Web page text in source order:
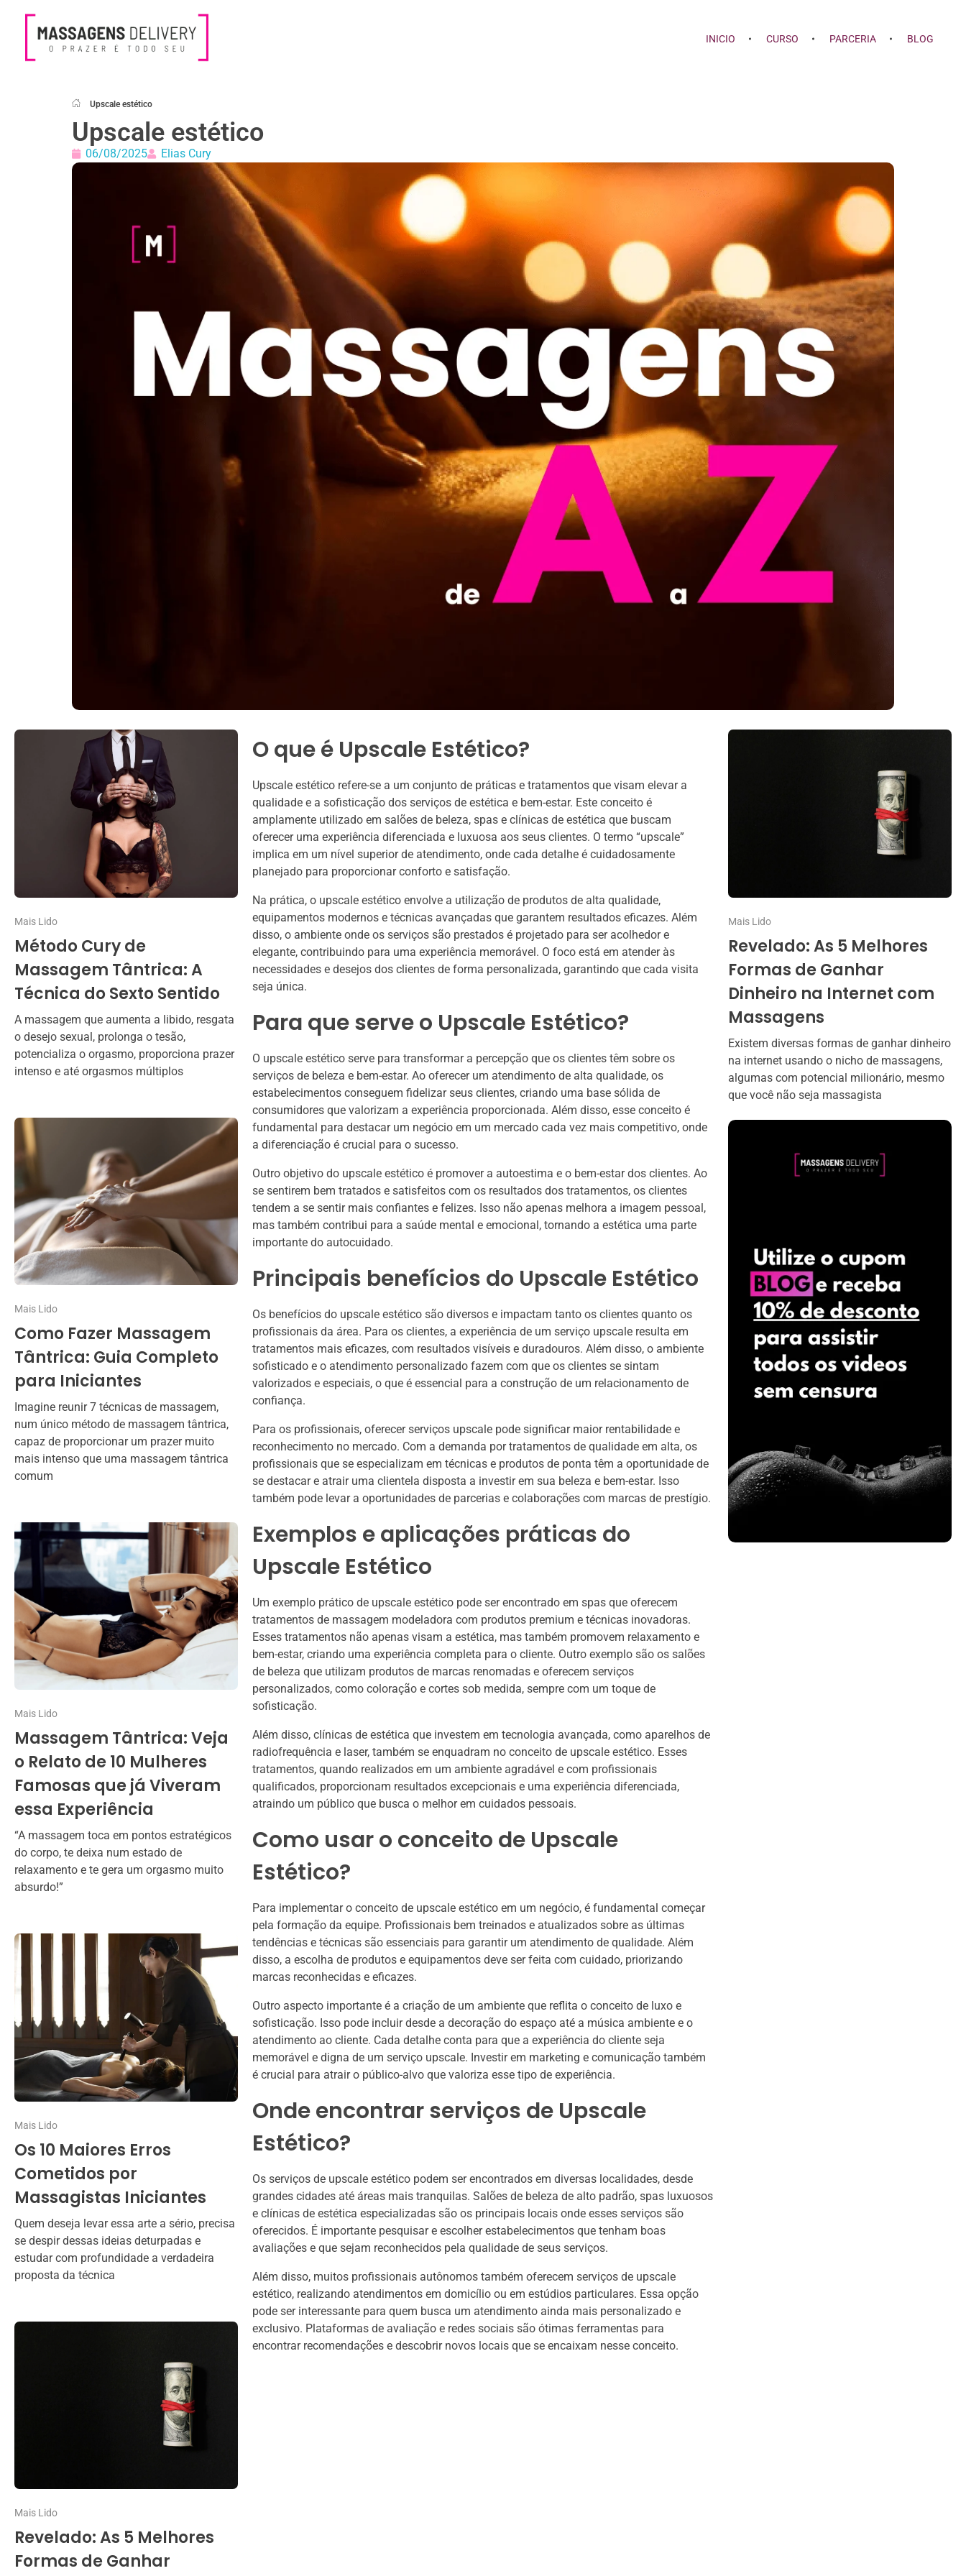
INICIO CURSO PARCERIA BLOG
Upscale estético
Upscale estético
06/08/2025 Elias Cury
Mais Lido
Método Cury de
Massagem Tântrica: A
Técnica do Sexto Sentido
A massagem que aumenta a libido, resgata
o desejo sexual, prolonga o tesão,
potencializa o orgasmo, proporciona prazer
intenso e até orgasmos múltiplos
Mais Lido
Como Fazer Massagem
Tântrica: Guia Completo
para Iniciantes
Imagine reunir 7 técnicas de massagem,
num único método de massagem tântrica,
capaz de proporcionar um prazer muito
mais intenso que uma massagem tântrica
comum
Mais Lido
Massagem Tântrica: Veja
o Relato de 10 Mulheres
Famosas que já Viveram
essa Experiência
“A massagem toca em pontos estratégicos
do corpo, te deixa num estado de
relaxamento e te gera um orgasmo muito
absurdo!”
Mais Lido
Os 10 Maiores Erros
Cometidos por
Massagistas Iniciantes
Quem deseja levar essa arte a sério, precisa
se despir dessas ideias deturpadas e
estudar com profundidade a verdadeira
proposta da técnica
Mais Lido
Revelado: As 5 Melhores
Formas de Ganhar
O que é Upscale Estético?
Upscale estético refere-se a um conjunto de práticas e tratamentos que visam elevar a
qualidade e a sofisticação dos serviços de estética e bem-estar. Este conceito é
amplamente utilizado em salões de beleza, spas e clínicas de estética que buscam
oferecer uma experiência diferenciada e luxuosa aos seus clientes. O termo “upscale”
implica em um nível superior de atendimento, onde cada detalhe é cuidadosamente
planejado para proporcionar conforto e satisfação.
Na prática, o upscale estético envolve a utilização de produtos de alta qualidade,
equipamentos modernos e técnicas avançadas que garantem resultados eficazes. Além
disso, o ambiente onde os serviços são prestados é projetado para ser acolhedor e
elegante, contribuindo para uma experiência memorável. O foco está em atender às
necessidades e desejos dos clientes de forma personalizada, garantindo que cada visita
seja única.
Para que serve o Upscale Estético?
O upscale estético serve para transformar a percepção que os clientes têm sobre os
serviços de beleza e bem-estar. Ao oferecer um atendimento de alta qualidade, os
estabelecimentos conseguem fidelizar seus clientes, criando uma base sólida de
consumidores que valorizam a experiência proporcionada. Além disso, esse conceito é
fundamental para destacar um negócio em um mercado cada vez mais competitivo, onde
a diferenciação é crucial para o sucesso.
Outro objetivo do upscale estético é promover a autoestima e o bem-estar dos clientes. Ao
se sentirem bem tratados e satisfeitos com os resultados dos tratamentos, os clientes
tendem a se sentir mais confiantes e felizes. Isso não apenas melhora a imagem pessoal,
mas também contribui para a saúde mental e emocional, tornando a estética uma parte
importante do autocuidado.
Principais benefícios do Upscale Estético
Os benefícios do upscale estético são diversos e impactam tanto os clientes quanto os
profissionais da área. Para os clientes, a experiência de um serviço upscale resulta em
tratamentos mais eficazes, com resultados visíveis e duradouros. Além disso, o ambiente
sofisticado e o atendimento personalizado fazem com que os clientes se sintam
valorizados e especiais, o que é essencial para a construção de um relacionamento de
confiança.
Para os profissionais, oferecer serviços upscale pode significar maior rentabilidade e
reconhecimento no mercado. Com a demanda por tratamentos de qualidade em alta, os
profissionais que se especializam em técnicas e produtos de ponta têm a oportunidade de
se destacar e atrair uma clientela disposta a investir em sua beleza e bem-estar. Isso
também pode levar a oportunidades de parcerias e colaborações com marcas de prestígio.
Exemplos e aplicações práticas do
Upscale Estético
Um exemplo prático de upscale estético pode ser encontrado em spas que oferecem
tratamentos de massagem modeladora com produtos premium e técnicas inovadoras.
Esses tratamentos não apenas visam a estética, mas também promovem relaxamento e
bem-estar, criando uma experiência completa para o cliente. Outro exemplo são os salões
de beleza que utilizam produtos de marcas renomadas e oferecem serviços
personalizados, como coloração e cortes sob medida, sempre com um toque de
sofisticação.
Além disso, clínicas de estética que investem em tecnologia avançada, como aparelhos de
radiofrequência e laser, também se enquadram no conceito de upscale estético. Esses
tratamentos, quando realizados em um ambiente agradável e com profissionais
qualificados, proporcionam resultados excepcionais e uma experiência diferenciada,
atraindo um público que busca o melhor em cuidados pessoais.
Como usar o conceito de Upscale
Estético?
Para implementar o conceito de upscale estético em um negócio, é fundamental começar
pela formação da equipe. Profissionais bem treinados e atualizados sobre as últimas
tendências e técnicas são essenciais para garantir um atendimento de qualidade. Além
disso, a escolha de produtos e equipamentos deve ser feita com cuidado, priorizando
marcas reconhecidas e eficazes.
Outro aspecto importante é a criação de um ambiente que reflita o conceito de luxo e
sofisticação. Isso pode incluir desde a decoração do espaço até a música ambiente e o
atendimento ao cliente. Cada detalhe conta para que a experiência do cliente seja
memorável e digna de um serviço upscale. Investir em marketing e comunicação também
é crucial para atrair o público-alvo que valoriza esse tipo de experiência.
Onde encontrar serviços de Upscale
Estético?
Os serviços de upscale estético podem ser encontrados em diversas localidades, desde
grandes cidades até áreas mais tranquilas. Salões de beleza de alto padrão, spas luxuosos
e clínicas de estética especializadas são os principais locais onde esses serviços são
oferecidos. É importante pesquisar e escolher estabelecimentos que tenham boas
avaliações e que sejam reconhecidos pela qualidade de seus serviços.
Além disso, muitos profissionais autônomos também oferecem serviços de upscale
estético, realizando atendimentos em domicílio ou em estúdios particulares. Essa opção
pode ser interessante para quem busca um atendimento ainda mais personalizado e
exclusivo. Plataformas de avaliação e redes sociais são ótimas ferramentas para
encontrar recomendações e descobrir novos locais que se encaixam nesse conceito.
Mais Lido
Revelado: As 5 Melhores
Formas de Ganhar
Dinheiro na Internet com
Massagens
Existem diversas formas de ganhar dinheiro
na internet usando o nicho de massagens,
algumas com potencial milionário, mesmo
que você não seja massagista